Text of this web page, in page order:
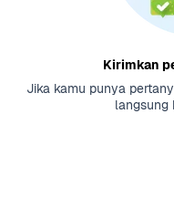
Kirimkan
Jika kamu punya
langsung